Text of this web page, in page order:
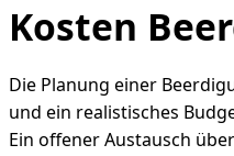
Kosten
Die Planung einer
und ein realistisches
Ein offener Austausch